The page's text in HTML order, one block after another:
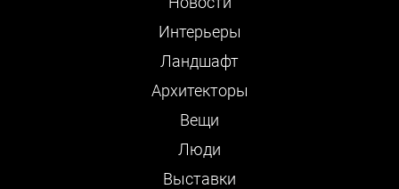
Интерьеры
Ландшафт
Архитекторы
Вещи
Люди
Выставки